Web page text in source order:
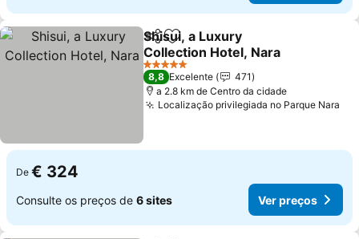
PartilharAdicionar aos favoritos
Shisui, a Luxury
Collection Hotel, Nara
Ver preços
5 Estrelas
8,8 Excelente
471
a 2.8 km de Centro da cidade
Localização privilegiada no Parque Nara
De € 324
Consulte os preços de 6 sites Ver preços